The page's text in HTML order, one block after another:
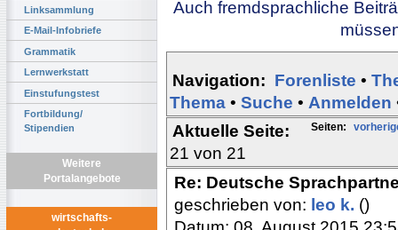
Linksammlung
E-Mail-Infobriefe
Grammatik
Lernwerkstatt
Einstufungstest
Fortbildung/
Stipendien
Weitere
Portalangebote
wirtschafts-
Auch fremdsprachliche
Navigation: Forenliste •
Thema • Suche • Anmelden
Seiten:
Aktuelle Seite:
21 von 21
Re: Deutsche
geschrieben von: leo k. ()